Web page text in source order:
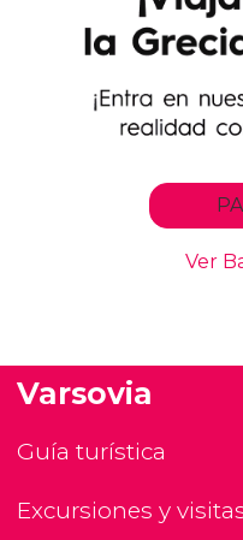
Varsovia
Guía turística
Excursiones y